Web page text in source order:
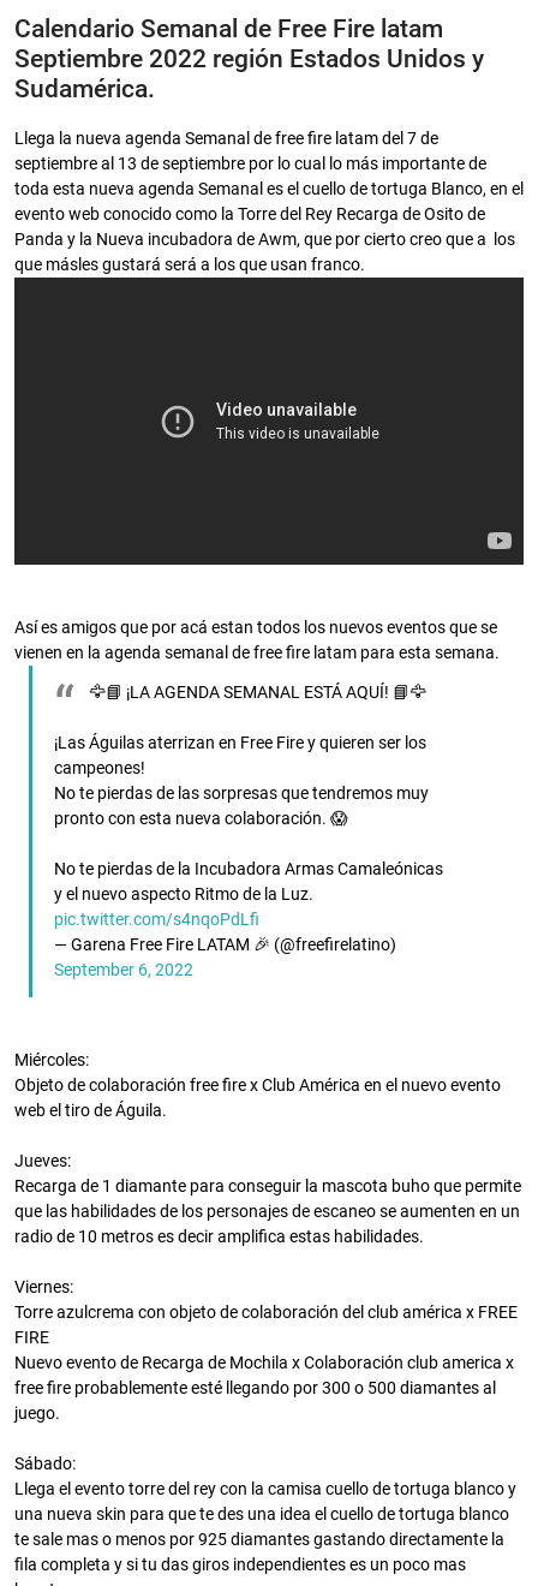
Calendario Semanal de Free Fire latam
Septiembre 2022 región Estados Unidos y
Sudamérica.
Llega la nueva agenda Semanal de free fire latam del 7 de
septiembre al 13 de septiembre por lo cual lo más importante de
toda esta nueva agenda Semanal es el cuello de tortuga Blanco, en el
evento web conocido como la Torre del Rey Recarga de Osito de
Panda y la Nueva incubadora de Awm, que por cierto creo que a los
que másles gustará será a los que usan franco.
Así es amigos que por acá estan todos los nuevos eventos que se
vienen en la agenda semanal de free fire latam para esta semana.
🦅📘 ¡LA AGENDA SEMANAL ESTÁ AQUÍ! 📘🦅
¡Las Águilas aterrizan en Free Fire y quieren ser los
campeones!
No te pierdas de las sorpresas que tendremos muy
pronto con esta nueva colaboración. 😱
No te pierdas de la Incubadora Armas Camaleónicas
y el nuevo aspecto Ritmo de la Luz.
pic.twitter.com/s4nqoPdLfi
— Garena Free Fire LATAM 🎉 (@freefirelatino)
September 6, 2022
Miércoles:
Objeto de colaboración free fire x Club América en el nuevo evento
web el tiro de Águila.
Jueves:
Recarga de 1 diamante para conseguir la mascota buho que permite
que las habilidades de los personajes de escaneo se aumenten en un
radio de 10 metros es decir amplifica estas habilidades.
Viernes:
Torre azulcrema con objeto de colaboración del club américa x FREE
FIRE
Nuevo evento de Recarga de Mochila x Colaboración club america x
free fire probablemente esté llegando por 300 o 500 diamantes al
juego.
Sábado:
Llega el evento torre del rey con la camisa cuello de tortuga blanco y
una nueva skin para que te des una idea el cuello de tortuga blanco
te sale mas o menos por 925 diamantes gastando directamente la
fila completa y si tu das giros independientes es un poco mas